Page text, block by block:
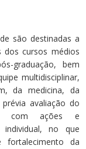
são destinadas a
dos cursos médios
graduação, bem
multidisciplinar,
da medicina, da
avaliação do
com ações e
individual, no que
fortalecimento da